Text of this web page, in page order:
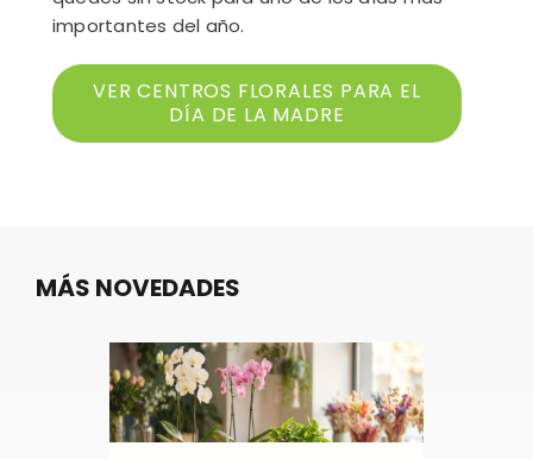
importantes del año.
VER CENTROS FLORALES PARA EL
DÍA DE LA MADRE
MÁS NOVEDADES